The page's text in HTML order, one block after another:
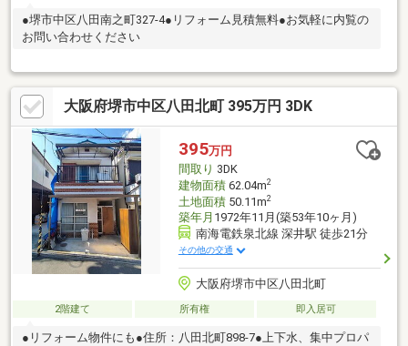
●堺市中区八田南之町327-4●リフォーム見積無料●お気軽に内覧の
お問い合わせください
大阪府堺市中区八田北町 395万円 3DK
395万円
間取り 3DK
建物面積62.04m2
土地面積50.11m2
築年月 1972年11月(築53年10ヶ月)
南海電鉄泉北線 深井駅 徒歩21分
その他の交通
大阪府堺市中区八田北町
2階建て 所有権 即入居可
●リフォーム物件にも●住所：八田北町898-7●上下水、集中プロパ